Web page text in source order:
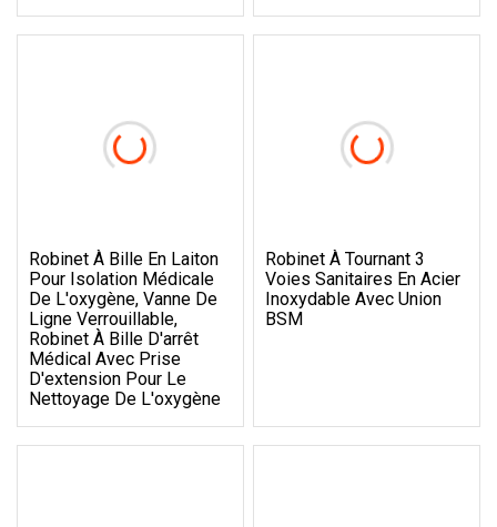
Robinet À Bille En Laiton
Pour Isolation Médicale
De L'oxygène, Vanne De
Ligne Verrouillable,
Robinet À Bille D'arrêt
Médical Avec Prise
D'extension Pour Le
Nettoyage De L'oxygène
Robinet À Tournant 3
Voies Sanitaires En Acier
Inoxydable Avec Union
BSM